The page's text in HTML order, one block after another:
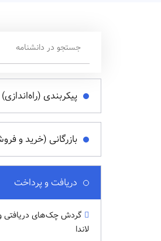
پیکربندی
بازرگانی (خرید و
دریافت و پرداخت
گردش چک‌های دریافتی و
لاندا